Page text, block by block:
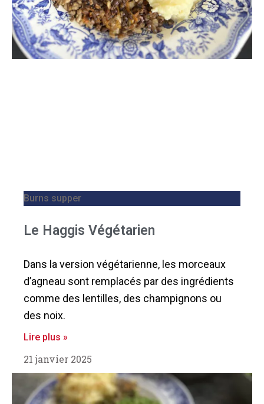
Burns supper
Le Haggis Végétarien
Dans la version végétarienne, les morceaux
d’agneau sont remplacés par des ingrédients
comme des lentilles, des champignons ou
des noix.
Lire plus »
21 janvier 2025